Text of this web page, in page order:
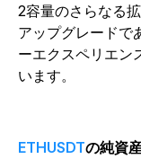
2容量のさらなる
アップグレードで
ーエクスペリエン
います。
ETHUSDTの純資